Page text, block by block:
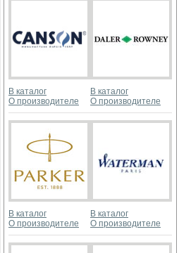
В каталог
О производителе
В каталог
О производителе
В каталог
О производителе
В каталог
О производителе